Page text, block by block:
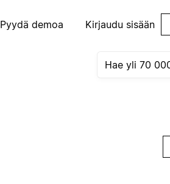
Pyydä demoa Kirjaudu sisään